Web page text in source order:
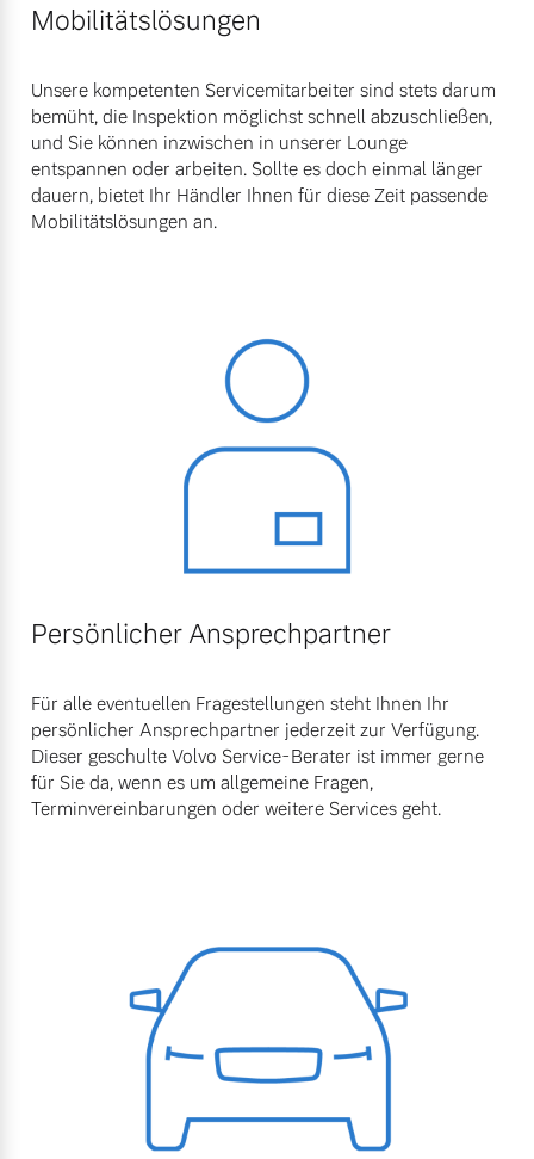
Mobilitätslösungen
Unsere kompetenten Servicemitarbeiter sind stets darum
bemüht, die Inspektion möglichst schnell abzuschließen,
und Sie können inzwischen in unserer Lounge
entspannen oder arbeiten. Sollte es doch einmal länger
dauern, bietet Ihr Händler Ihnen für diese Zeit passende
Mobilitätslösungen an.
Persönlicher Ansprechpartner
Für alle eventuellen Fragestellungen steht Ihnen Ihr
persönlicher Ansprechpartner jederzeit zur Verfügung.
Dieser geschulte Volvo Service-Berater ist immer gerne
für Sie da, wenn es um allgemeine Fragen,
Terminvereinbarungen oder weitere Services geht.